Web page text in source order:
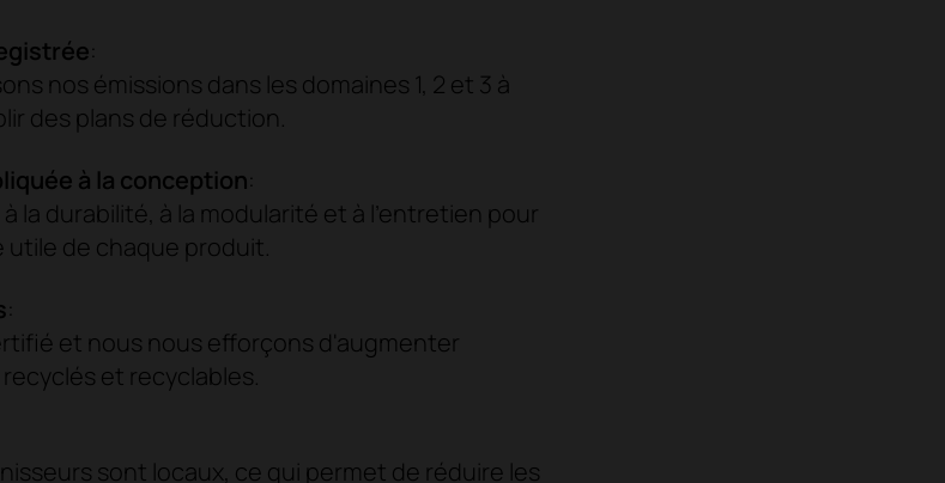
:
nos émissions dans les domaines 1, 2 et 3 à
des plans de réduction.
à la conception:
la durabilité, à la modularité et à l'entretien pour
utile de chaque produit.
:
et nous nous efforçons d'augmenter
et recyclables.
sont locaux, ce qui permet de réduire les